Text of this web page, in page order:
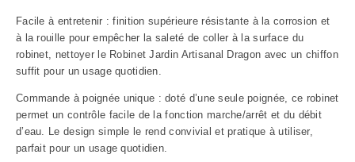
Facile à entretenir : finition supérieure résistante à la corrosion et
à la rouille pour empêcher la saleté de coller à la surface du
robinet, nettoyer le Robinet Jardin Artisanal Dragon avec un chiffon
suffit pour un usage quotidien.
Commande à poignée unique : doté d’une seule poignée, ce robinet
permet un contrôle facile de la fonction marche/arrêt et du débit
d’eau. Le design simple le rend convivial et pratique à utiliser,
parfait pour un usage quotidien.